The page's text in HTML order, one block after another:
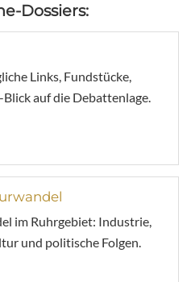
Dossiers:
Links, Fundstücke,
auf die Debattenlage.
im Ruhrgebiet: Industrie,
und politische Folgen.